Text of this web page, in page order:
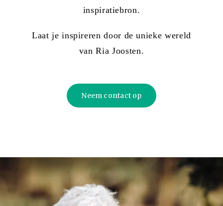
inspiratiebron.
Laat je inspireren door de unieke wereld
van Ria Joosten.
Neem contact op